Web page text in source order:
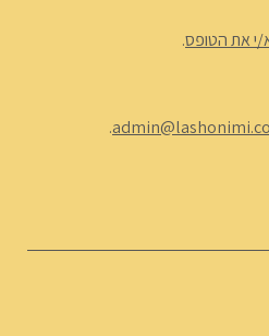
י את הטופס.
.